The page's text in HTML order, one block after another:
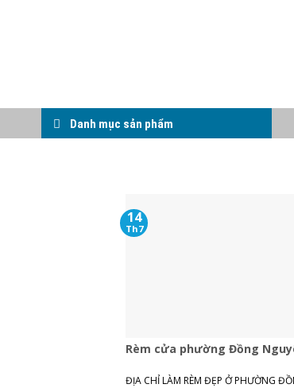
Danh mục sản phẩm
Rèm cửa phường Đồng
ĐỊA CHỈ LÀM RÈM ĐẸP Ở PHƯỜNG
14
Th7